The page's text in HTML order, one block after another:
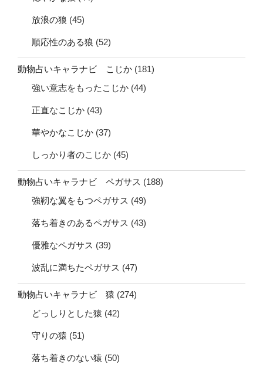
放浪の狼 (45)
順応性のある狼 (52)
動物占いキャラナビ こじか (181)
強い意志をもったこじか (44)
正直なこじか (43)
華やかなこじか (37)
しっかり者のこじか (45)
動物占いキャラナビ ペガサス (188)
強靭な翼をもつペガサス (49)
落ち着きのあるペガサス (43)
優雅なペガサス (39)
波乱に満ちたペガサス (47)
動物占いキャラナビ 猿 (274)
どっしりとした猿 (42)
守りの猿 (51)
落ち着きのない猿 (50)